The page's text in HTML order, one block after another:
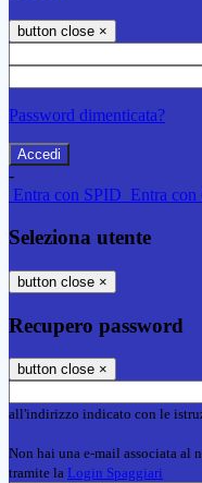
button close ×
Password dimenticata?
-
Entra con SPID Entra con
Seleziona utente
button close ×
Recupero password
button close ×
all'indirizzo indicato con le
Non hai una e-mail associata al
tramite la Login Spaggiari